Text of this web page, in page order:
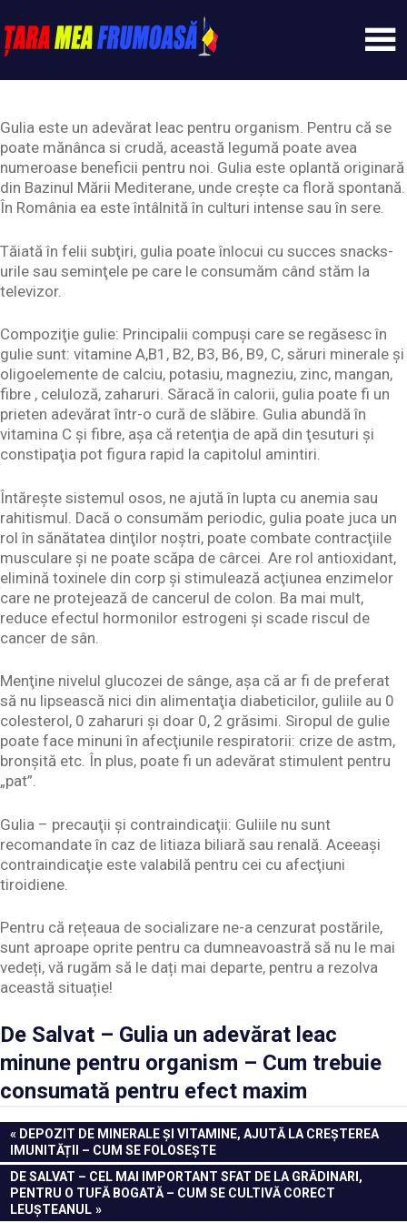
to
content
Tarameafrumoasa
Gulia este un adevărat leac pentru organism. Pentru că se
poate mănânca si crudă, această legumă poate avea
numeroase beneficii pentru noi. Gulia este oplantă originară
din Bazinul Mării Mediterane, unde creşte ca floră spontană.
În România ea este întâlnită în culturi intense sau în sere.
Tăiată în felii subţiri, gulia poate înlocui cu succes snacks-
urile sau seminţele pe care le consumăm când stăm la
televizor.
Compoziţie gulie: Principalii compuşi care se regăsesc în
gulie sunt: vitamine A,B1, B2, B3, B6, B9, C, săruri minerale şi
oligoelemente de calciu, potasiu, magneziu, zinc, mangan,
fibre , celuloză, zaharuri. Săracă în calorii, gulia poate fi un
prieten adevărat într-o cură de slăbire. Gulia abundă în
vitamina C şi fibre, aşa că retenţia de apă din ţesuturi şi
constipaţia pot figura rapid la capitolul amintiri.
Întăreşte sistemul osos, ne ajută în lupta cu anemia sau
rahitismul. Dacă o consumăm periodic, gulia poate juca un
rol în sănătatea dinţilor noştri, poate combate contracţiile
musculare şi ne poate scăpa de cârcei. Are rol antioxidant,
elimină toxinele din corp şi stimulează acţiunea enzimelor
care ne protejează de cancerul de colon. Ba mai mult,
reduce efectul hormonilor estrogeni şi scade riscul de
cancer de sân.
Menţine nivelul glucozei de sânge, aşa că ar fi de preferat
să nu lipsească nici din alimentaţia diabeticilor, guliile au 0
colesterol, 0 zaharuri şi doar 0, 2 grăsimi. Siropul de gulie
poate face minuni în afecţiunile respiratorii: crize de astm,
bronşită etc. În plus, poate fi un adevărat stimulent pentru
„pat”.
Gulia – precauţii şi contraindicaţii: Guliile nu sunt
recomandate în caz de litiaza biliară sau renală. Aceeaşi
contraindicaţie este valabilă pentru cei cu afecţiuni
tiroidiene.
Pentru că rețeaua de socializare ne-a cenzurat postările,
sunt aproape oprite pentru ca dumneavoastră să nu le mai
vedeți, vă rugăm să le dați mai departe, pentru a rezolva
această situație!
De Salvat – Gulia un adevărat leac
minune pentru organism – Cum trebuie
consumată pentru efect maxim
Navigare
în
articole
PREVIOUS
POST:
DEPOZIT DE MINERALE ȘI VITAMINE, AJUTĂ LA CREȘTEREA
IMUNITĂȚII – CUM SE FOLOSEȘTE
NEXT
POST:
DE SALVAT – CEL MAI IMPORTANT SFAT DE LA GRĂDINARI,
PENTRU O TUFĂ BOGATĂ – CUM SE CULTIVĂ CORECT
LEUȘTEANUL